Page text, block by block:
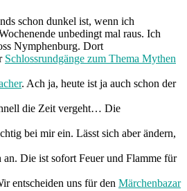
schon dunkel ist, wenn ich
unbedingt mal raus. Ich
Nymphenburg. Dort
Schlossrundgänge zum Thema Mythen
. Ach ja, heute ist ja auch schon der
die Zeit vergeht… Die
bei mir ein. Lässt sich aber ändern,
Die ist sofort Feuer und Flamme für
entscheiden uns für den Märchenbazar